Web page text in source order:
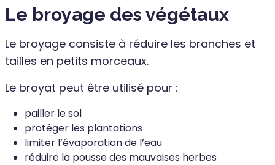
Le broyage des végétaux
Le broyage consiste à réduire les branches et
tailles en petits morceaux.
Le broyat peut être utilisé pour :
pailler le sol
protéger les plantations
limiter l’évaporation de l’eau
réduire la pousse des mauvaises herbes